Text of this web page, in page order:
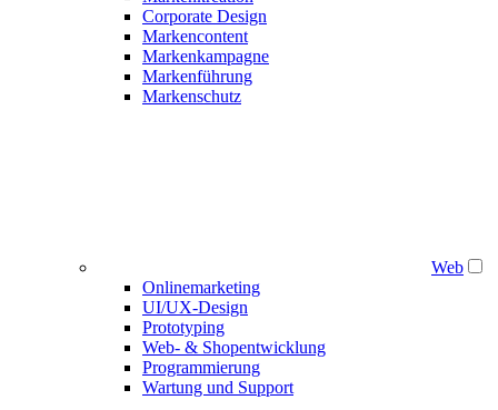
Corporate Design
Markencontent
Markenkampagne
Markenführung
Markenschutz
Web
Onlinemarketing
UI/UX-Design
Prototyping
Web- & Shopentwicklung
Programmierung
Wartung und Support